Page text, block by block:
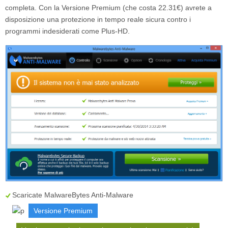
completa. Con la Versione Premium (che costa 22.31€) avrete a
disposizione una protezione in tempo reale sicura contro i
programmi indesiderati come Plus-HD.
Scaricate MalwareBytes Anti-Malware
Versione Premium